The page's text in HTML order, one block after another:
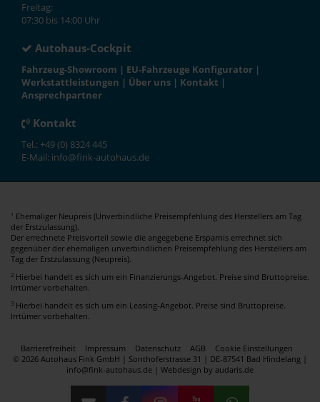
Freitag:
07:30 bis 14:00 Uhr
Autohaus-Cockpit
Fahrzeug-Showroom | EU-Fahrzeuge Konfigurator |
Werkstattleistungen | Über uns | Kontakt |
Ansprechpartner
Kontakt
Tel.: +49 (0) 8324 445
E-Mail: info@fink-autohaus.de
1 Ehemaliger Neupreis (Unverbindliche Preisempfehlung des Herstellers am Tag
der Erstzulassung).
Der errechnete Preisvorteil sowie die angegebene Ersparnis errechnet sich
gegenüber der ehemaligen unverbindlichen Preisempfehlung des Herstellers am
Tag der Erstzulassung (Neupreis).
2 Hierbei handelt es sich um ein Finanzierungs-Angebot. Preise sind Bruttopreise.
Irrtümer vorbehalten.
3 Hierbei handelt es sich um ein Leasing-Angebot. Preise sind Bruttopreise.
Irrtümer vorbehalten.
Barrierefreiheit Impressum Datenschutz AGB
Cookie Einstellungen
© 2026 Autohaus Fink GmbH | Sonthoferstrasse 31 | DE-87541 Bad Hindelang |
info@fink-autohaus.de | Webdesign by audaris.de